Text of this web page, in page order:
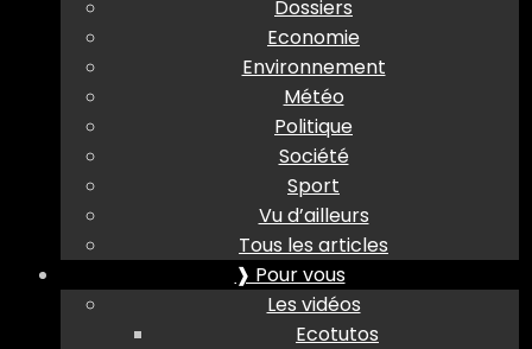
Dossiers
Economie
Environnement
Météo
Politique
Société
Sport
Vu d’ailleurs
Tous les articles
❱ Pour vous
Les vidéos
Ecotutos